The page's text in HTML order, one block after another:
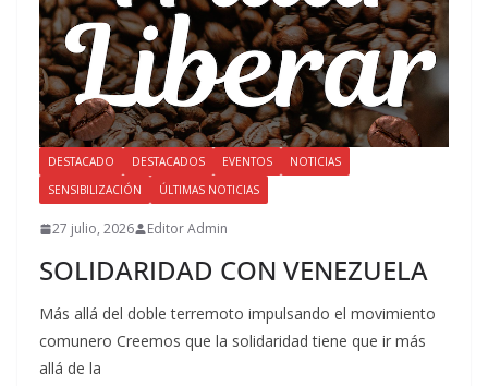
DESTACADO DESTACADOS EVENTOS
NOTICIAS
SENSIBILIZACIÓN
ÚLTIMAS NOTICIAS
27 julio, 2026 Editor Admin
SOLIDARIDAD CON VENEZUELA
Más allá del doble terremoto impulsando el movimiento
comunero Creemos que la solidaridad tiene que ir más
allá de la